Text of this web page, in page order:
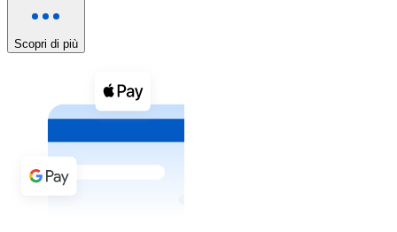
Acquista criptovalute in contanti e altri mezzi di
Bonifico SEPA
Aggiungi fondi al tuo conto Bitnovo o fai acquisti
Scopri di più